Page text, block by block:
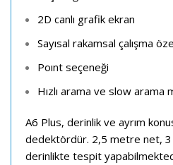
2D canlı grafik ekran
Sayısal rakamsal çalışma
Poınt seçeneği
Hızlı arama ve slow arama
A6 Plus, derinlik ve ayrım
dedektördür. 2,5 metre net,
derinlikte tespit